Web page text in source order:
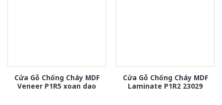
Cửa Gỗ Chống Cháy MDF
Veneer P1R5 xoan dao
Cửa Gỗ Chống Cháy MDF
Laminate P1R2 23029